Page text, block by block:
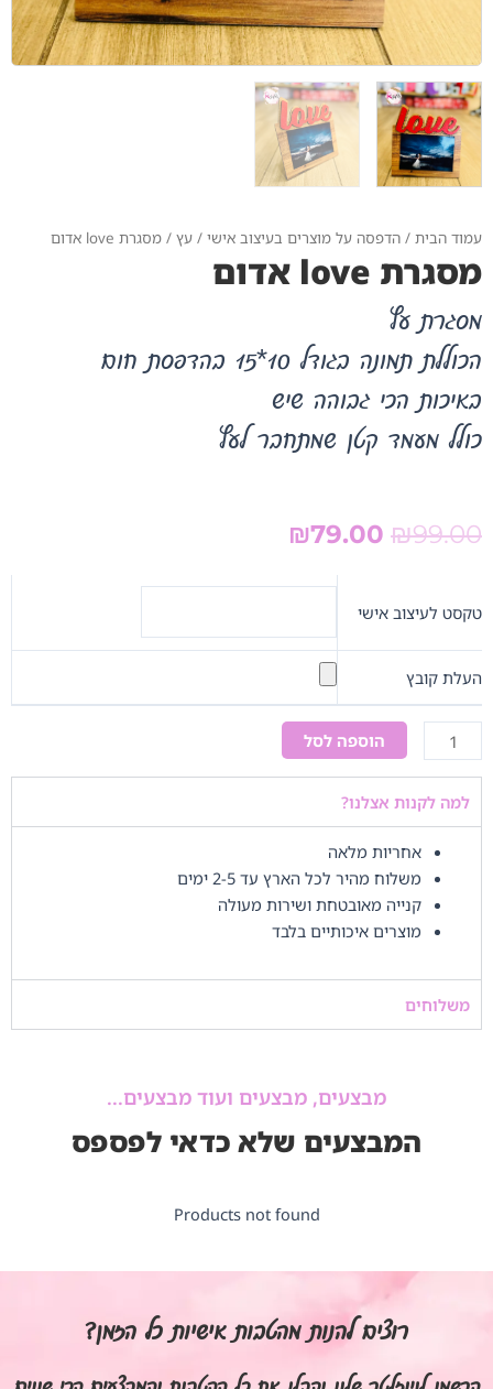
עמוד הבית / הדפסה על מוצרים בעיצוב אישי / עץ / מסגרת love אדום
מסגרת love אדום
מסגרת עץ
הכוללת תמונה בגודל 10*15 בהדפסת חום
באיכות הכי גבוהה שיש
כולל מעמד קטן שמתחבר לעץ
₪99.00
המחיר
המקורי
היה:
₪99.00.
₪79.00
טקסט לעיצוב אישי
העלת קובץ
מסגרת
love
אדום
הוספה לסל
למה לקנות אצלנו?
אחריות מלאה
משלוח מהיר לכל הארץ עד 2-5 ימים
קנייה מאובטחת ושירות מעולה
מוצרים איכותיים בלבד
משלוחים
מבצעים, מבצעים ועוד מבצעים...
המבצעים שלא כדאי לפספס
Products not found
רוצים להנות מהטבות אישיות כל הזמן?